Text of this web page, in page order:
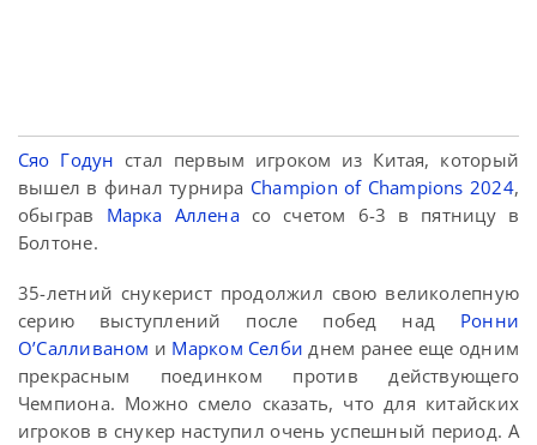
Сяо Годун стал первым игроком из Китая, который
вышел в финал турнира Champion of Champions 2024,
обыграв Марка Алленасо счетом 6-3 в пятницу в
Болтоне.
35-летний снукерист продолжил свою великолепную
серию выступлений после побед над Ронни
О’Салливаном и Марком Селби днем ранее еще одним
прекрасным поединком против действующего
Чемпиона. Можно смело сказать, что для китайских
игроков в снукер наступил очень успешный период. А